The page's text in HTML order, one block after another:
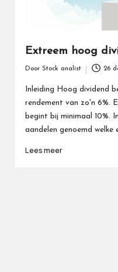
Extreem hoog
door
Door Stock analist 26
Inleiding Hoog dividend
rendement van zo'n 6%.
begint bij minimaal 10%.
aandelen genoemd welke
Lees meer